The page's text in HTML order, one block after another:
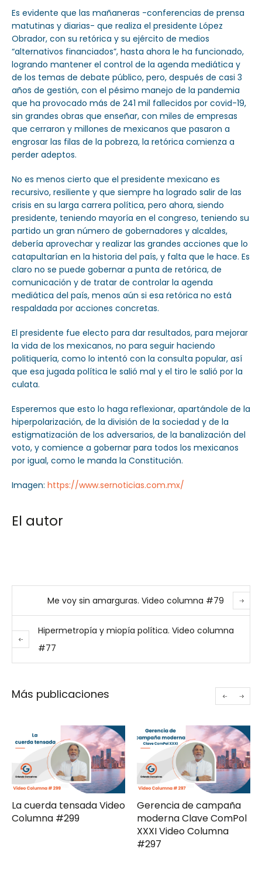
Es evidente que las mañaneras -conferencias de prensa
matutinas y diarias- que realiza el presidente López
Obrador, con su retórica y su ejército de medios
“alternativos financiados”, hasta ahora le ha funcionado,
logrando mantener el control de la agenda mediática y
de los temas de debate público, pero, después de casi 3
años de gestión, con el pésimo manejo de la pandemia
que ha provocado más de 241 mil fallecidos por covid-19,
sin grandes obras que enseñar, con miles de empresas
que cerraron y millones de mexicanos que pasaron a
engrosar las filas de la pobreza, la retórica comienza a
perder adeptos.
No es menos cierto que el presidente mexicano es
recursivo, resiliente y que siempre ha logrado salir de las
crisis en su larga carrera política, pero ahora, siendo
presidente, teniendo mayoría en el congreso, teniendo su
partido un gran número de gobernadores y alcaldes,
debería aprovechar y realizar las grandes acciones que lo
catapultarían en la historia del país, y falta que le hace. Es
claro no se puede gobernar a punta de retórica, de
comunicación y de tratar de controlar la agenda
mediática del país, menos aún si esa retórica no está
respaldada por acciones concretas.
El presidente fue electo para dar resultados, para mejorar
la vida de los mexicanos, no para seguir haciendo
politiquería, como lo intentó con la consulta popular, así
que esa jugada política le salió mal y el tiro le salió por la
culata.
Esperemos que esto lo haga reflexionar, apartándole de la
hiperpolarización, de la división de la sociedad y de la
estigmatización de los adversarios, de la banalización del
voto, y comience a gobernar para todos los mexicanos
por igual, como le manda la Constitución.
Imagen: https://www.sernoticias.com.mx/
El autor
Me voy sin amarguras. Video columna #79
Hipermetropía y miopía política. Video columna
#77
Más publicaciones
La cuerda tensada Video
Columna #299
Gerencia de campaña
moderna Clave ComPol
XXXI Video Columna
#297